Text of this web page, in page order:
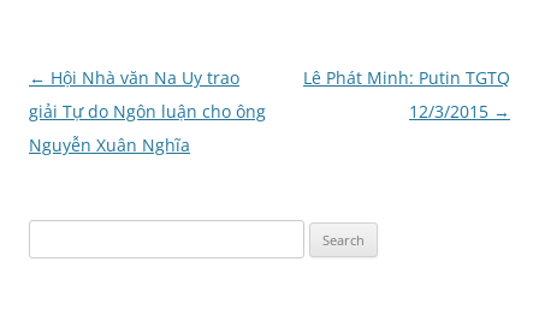
Post
navigation
← Hội Nhà văn Na Uy trao
giải Tự do Ngôn luận cho ông
Nguyễn Xuân Nghĩa
Lê Phát Minh: Putin TGTQ
12/3/2015 →
for: